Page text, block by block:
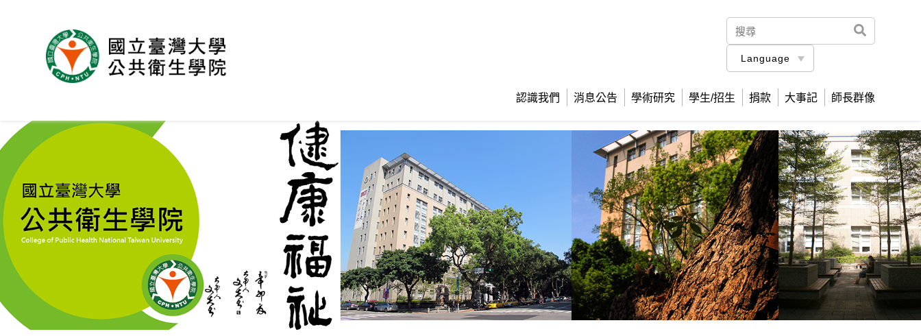
Language
認識我們 消息公告 學術研究 學生/招生 捐款 大事記 師長群像